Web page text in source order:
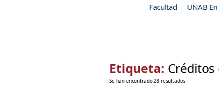
Facultad UNAB
Etiqueta: Créditos
Se han encontrado 28 resultados